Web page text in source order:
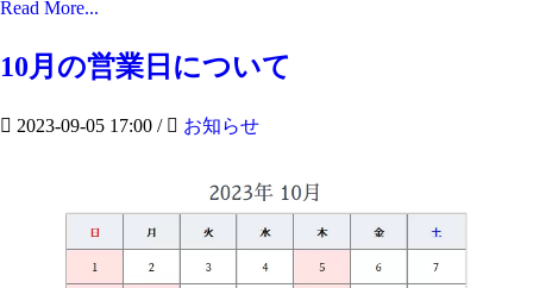
Read More...
10月の営業日について
2023-09-05 17:00 / お知らせ